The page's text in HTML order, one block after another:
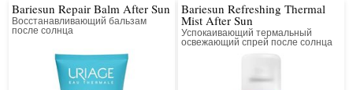
Bariesun Repair Balm After Sun
Восстанавливающий бальзам
после солнца
Bariesun Refreshing Thermal
Mist After Sun
Успокаивающий термальный
освежающий спрей после солнца